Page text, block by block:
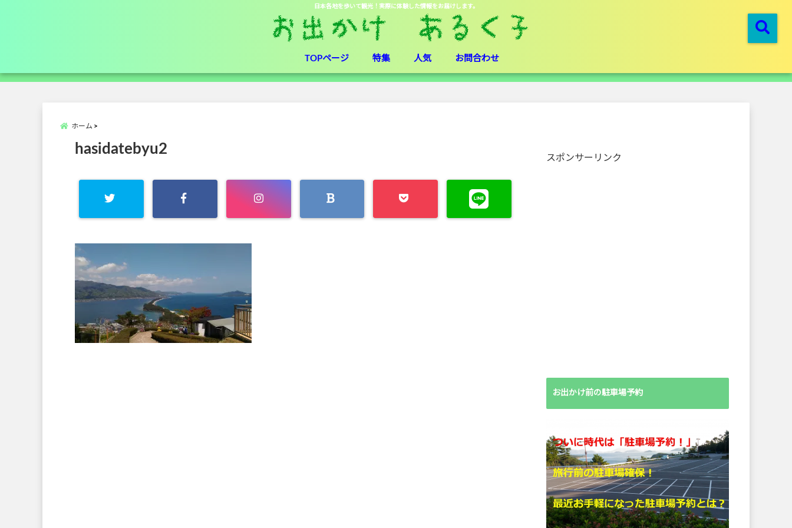
日本各地を歩いて観光！実際に体験した情報をお届けします。
TOPページ 特集 人気 お問合わせ
ホーム
hasidatebyu2
スポンサーリンク
お出かけ前の駐車場予約